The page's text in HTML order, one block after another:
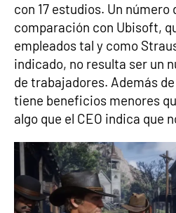
con 17 estudios. Un número
comparación con Ubisoft,
empleados tal y como
indicado, no resulta ser un
de trabajadores. Además
tiene beneficios menores
algo que el CEO indica que